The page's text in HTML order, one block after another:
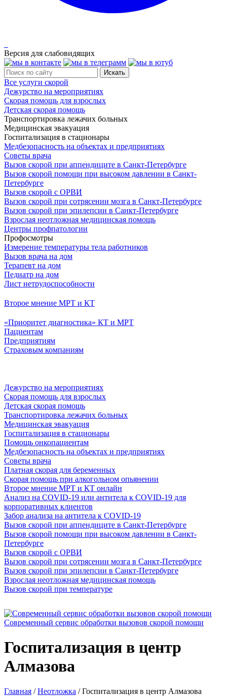
Версия для слабовидящих
Все услуги скорой
Дежурство на мероприятиях
Скорая помощь для взрослых
Детская скорая помощь
Транспортировка лежачих больных
Медицинская эвакуация
Госпитализация в стационары
Медбезопасность на объектах и предприятиях
Советы врача
Вызов скорой при аппендиците в Санкт-Петербурге
Вызов скорой помощи при высоком давлении в Санкт-
Петербурге
Вызов скорой с ОРВИ
Вызов скорой при сотрясении мозга в Санкт-Петербурге
Вызов скорой при эпилепсии в Санкт-Петербурге
Взрослая неотложная медицинская помощь
Центры профпатологии
Профосмотры
Измерение температуры тела работников
Вызов врача на дом
Терапевт на дом
Педиатр на дом
Лист нетрудоспособности
Второе мнение МРТ и КТ
«Приоритет диагностика» КТ и МРТ
Пациентам
Предприятиям
Страховым компаниям
Дежурство на мероприятиях
Скорая помощь для взрослых
Детская скорая помощь
Транспортировка лежачих больных
Медицинская эвакуация
Госпитализация в стационары
Помощь онкопациентам
Медбезопасность на объектах и предприятиях
Советы врача
Платная скорая для беременных
Скорая помощь при алкогольном опьянении
Второе мнение МРТ и КТ онлайн
Анализ на COVID-19 или антитела к COVID-19 для
корпоративных клиентов
Забор анализа на антитела к COVID-19
Вызов скорой при аппендиците в Санкт-Петербурге
Вызов скорой помощи при высоком давлении в Санкт-
Петербурге
Вызов скорой с ОРВИ
Вызов скорой при сотрясении мозга в Санкт-Петербурге
Вызов скорой при эпилепсии в Санкт-Петербурге
Взрослая неотложная медицинская помощь
Вызов скорой при температуре
Cовременный сервис обработки вызовов скорой помощи
Госпитализация в центр
Алмазова
Главная /Неотложка /Госпитализация в центр Алмазова